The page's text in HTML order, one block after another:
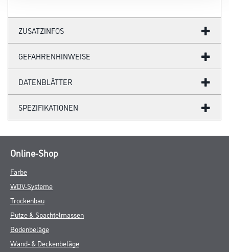
ZUSATZINFOS
GEFAHRENHINWEISE
DATENBLÄTTER
SPEZIFIKATIONEN
Online-Shop
Farbe
WDV-Systeme
Trockenbau
Putze & Spachtelmassen
Bodenbeläge
Wand- & Deckenbeläge